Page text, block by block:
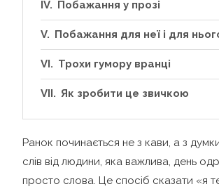
Побажання у прозі
Побажання для неї і для
Трохи гумору вранці
Як зробити це звичкою
Ранок починається не з кави, а з
слів від людини, яка важлива, день
просто слова. Це спосіб сказати «я